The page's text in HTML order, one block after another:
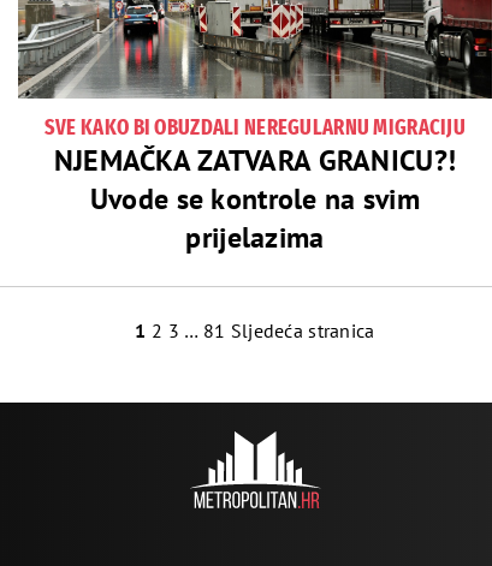
SVE KAKO BI OBUZDALI NEREGULARNU MIGRACIJU
NJEMAČKA ZATVARA GRANICU?!
Uvode se kontrole na svim
prijelazima
1 2 3 … 81 Sljedeća stranica